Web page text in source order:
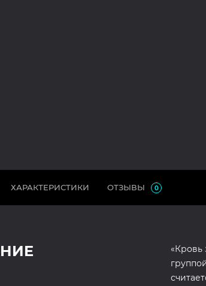
ХАРАКТЕРИСТИКИ ОТЗЫВЫ 0
«Кровь